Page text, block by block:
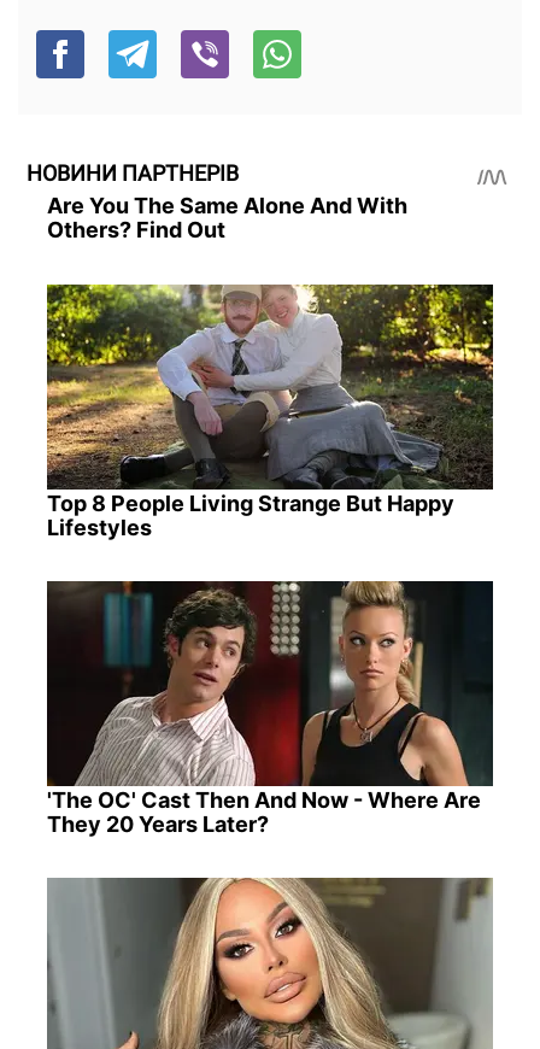
НОВИНИ ПАРТНЕРІВ
Are You The Same Alone And With
Others? Find Out
Top 8 People Living Strange But Happy
Lifestyles
'The OC' Cast Then And Now - Where Are
They 20 Years Later?